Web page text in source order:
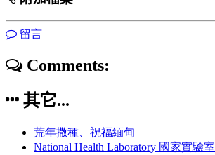
留言
Comments:
其它...
荒年撒種、祝福緬甸
National Health Laboratory 國家實驗室